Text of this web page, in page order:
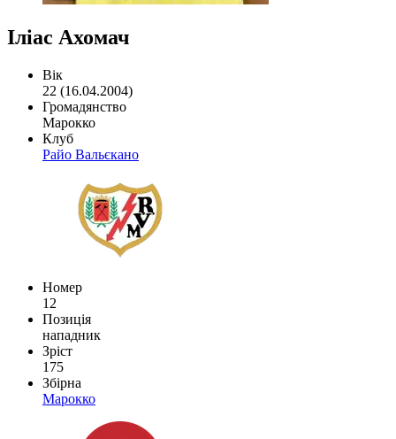
Іліас Ахомач
Вік
22 (16.04.2004)
Громадянство
Марокко
Клуб
Райо Вальєкано
Номер
12
Позиція
нападник
Зріст
175
Збірна
Марокко